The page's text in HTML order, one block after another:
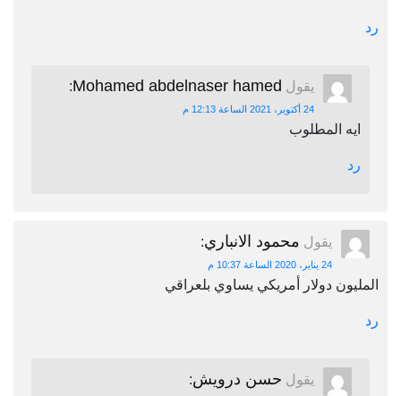
رد
يقول Mohamed abdelnaser hamed
:
24 أكتوبر، 2021 الساعة 12:13 م
ايه المطلوب
رد
يقول محمود الانباري:
24 يناير، 2020 الساعة 10:37 م
المليون دولار أمريكي يساوي بلعراقي
رد
يقول حسن درويش: